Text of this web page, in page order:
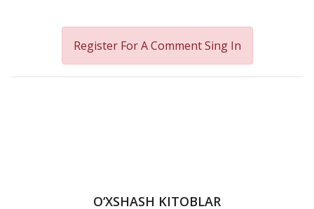
Register For A CommentSing In
O‘XSHASH KITOBLAR